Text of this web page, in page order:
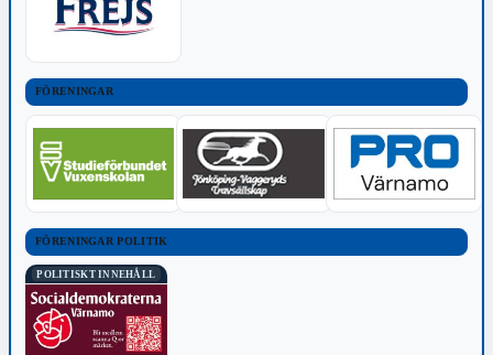
FÖRENINGAR
FÖRENINGAR POLITIK
POLITISKT INNEHÅLL